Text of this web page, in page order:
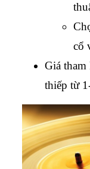
cổ
Giá
thiếp từ